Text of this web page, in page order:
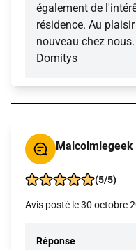
également de
résidence. Au
nouveau chez
Domitys
Malcolmlegeek
(5/5)
Avis posté le 30 octobre
Réponse